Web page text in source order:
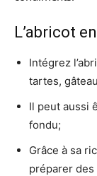
L’abricot
Intégrez
tartes,
Il peut aussi
fondu;
Grâce à sa
préparer